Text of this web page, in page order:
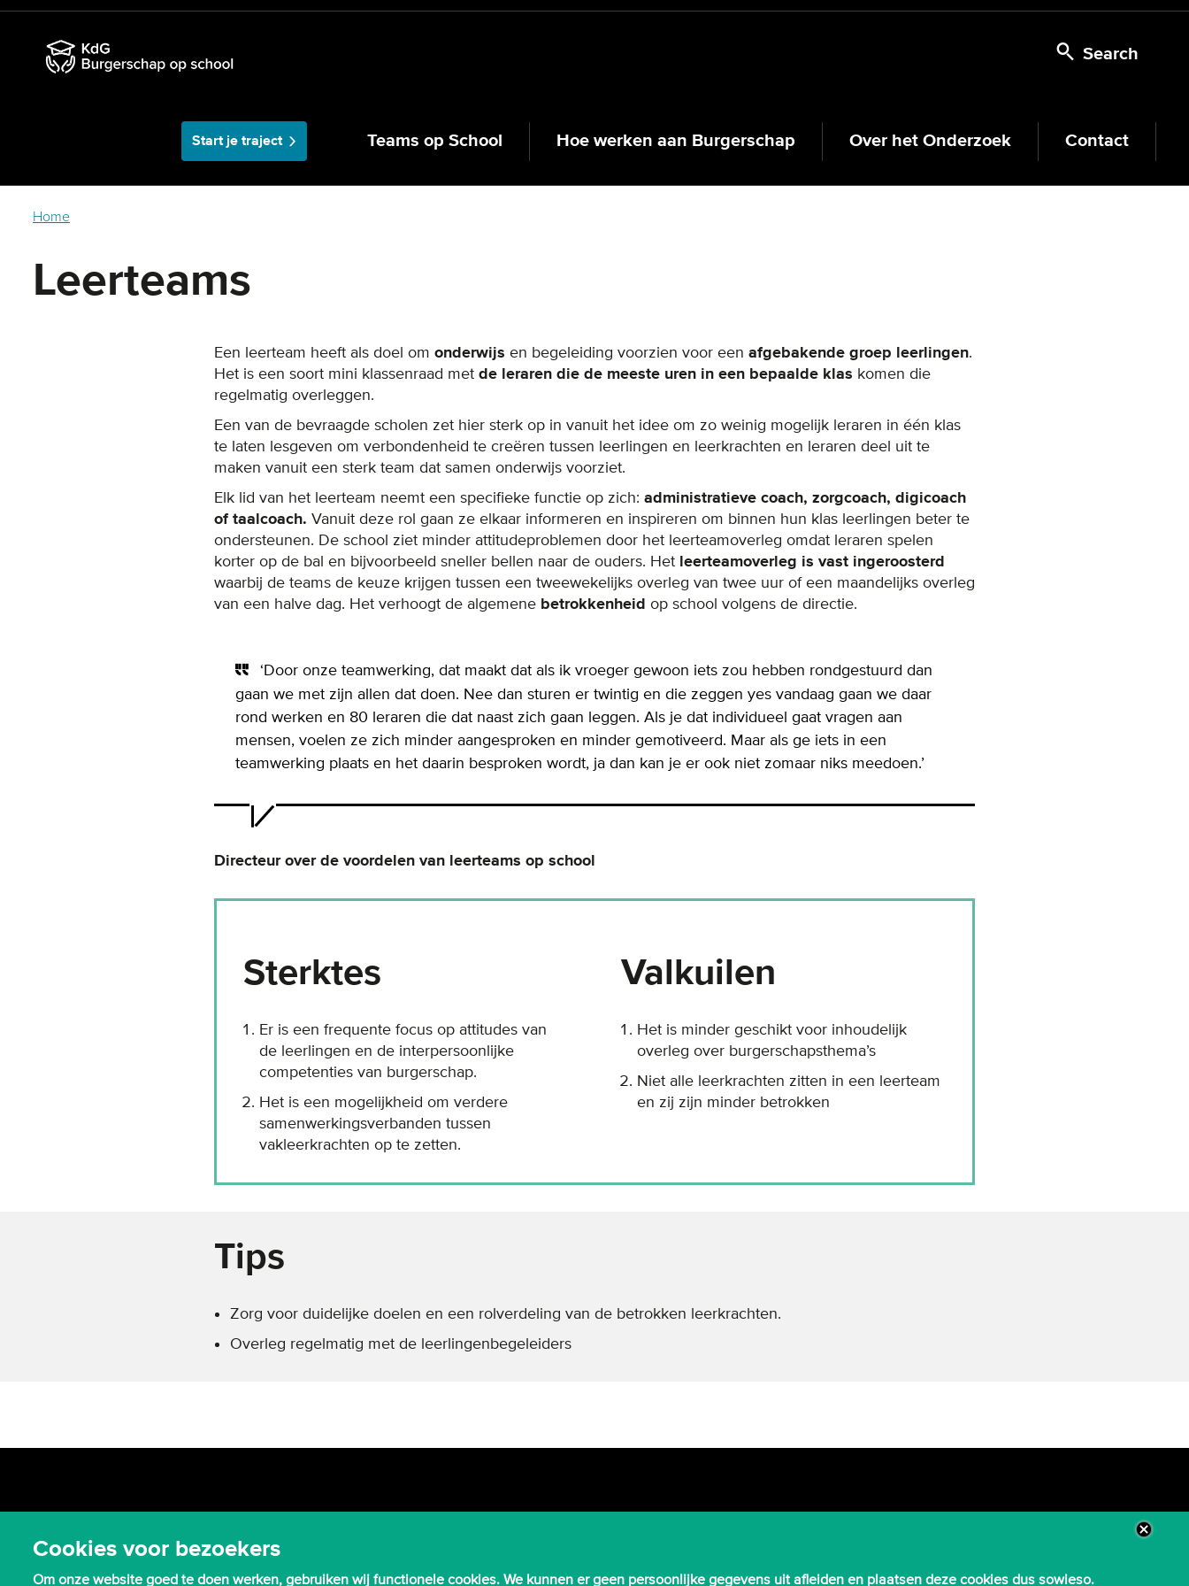
Cookies voor bezoekers
Om onze website goed te doen werken, gebruiken wij functionele cookies. We kunnen er geen persoonlijke gegevens uit afleiden en plaatsen deze cookies dus sowieso.
Skip
content
Search
Start je traject Teams op School Hoe werken aan Burgerschap Over het Onderzoek Contact
Home
Leerteams
Een leerteam heeft als doel om onderwijs en begeleiding voorzien voor een afgebakende groep leerlingen.
Het is een soort mini klassenraad met de leraren die de meeste uren in een bepaalde klas komen die
regelmatig overleggen.
Een van de bevraagde scholen zet hier sterk op in vanuit het idee om zo weinig mogelijk leraren in één klas
te laten lesgeven om verbondenheid te creëren tussen leerlingen en leerkrachten en leraren deel uit te
maken vanuit een sterk team dat samen onderwijs voorziet.
Elk lid van het leerteam neemt een specifieke functie op zich: administratieve coach, zorgcoach, digicoach
of taalcoach. Vanuit deze rol gaan ze elkaar informeren en inspireren om binnen hun klas leerlingen beter te
ondersteunen. De school ziet minder attitudeproblemen door het leerteamoverleg omdat leraren spelen
korter op de bal en bijvoorbeeld sneller bellen naar de ouders. Het leerteamoverleg is vast ingeroosterd
waarbij de teams de keuze krijgen tussen een tweewekelijks overleg van twee uur of een maandelijks overleg
van een halve dag. Het verhoogt de algemene betrokkenheid op school volgens de directie.
‘Door onze teamwerking, dat maakt dat als ik vroeger gewoon iets zou hebben rondgestuurd dan
gaan we met zijn allen dat doen. Nee dan sturen er twintig en die zeggen yes vandaag gaan we daar
rond werken en 80 leraren die dat naast zich gaan leggen. Als je dat individueel gaat vragen aan
mensen, voelen ze zich minder aangesproken en minder gemotiveerd. Maar als ge iets in een
teamwerking plaats en het daarin besproken wordt, ja dan kan je er ook niet zomaar niks meedoen.’
Directeur over de voordelen van leerteams op school
Sterktes
Er is een frequente focus op attitudes van
de leerlingen en de interpersoonlijke
competenties van burgerschap.
Het is een mogelijkheid om verdere
samenwerkingsverbanden tussen
vakleerkrachten op te zetten.
Valkuilen
Het is minder geschikt voor inhoudelijk
overleg over burgerschapsthema’s
Niet alle leerkrachten zitten in een leerteam
en zij zijn minder betrokken
Tips
Zorg voor duidelijke doelen en een rolverdeling van de betrokken leerkrachten.
Overleg regelmatig met de leerlingenbegeleiders